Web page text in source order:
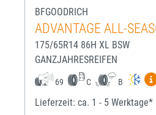
BFGOODRICH
ADVANTAGE ALL-
175/65R14 86H XL BSW
GANZJAHRESREIFEN
69 C B
Lieferzeit: ca. 1 - 5 Werktage*